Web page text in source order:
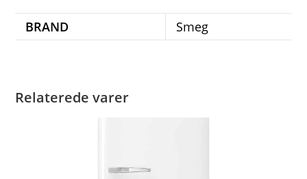
BRAND Smeg
Relaterede varer